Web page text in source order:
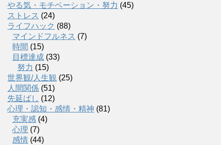
やる気・モチベーション・努力 (45)
ストレス (24)
ライフハック (88)
マインドフルネス (7)
時間 (15)
目標達成 (33)
努力 (15)
世界観/人生観 (25)
人間関係 (51)
先延ばし (12)
心理・認知・感情・精神 (81)
充実感 (4)
心理 (7)
感情 (44)